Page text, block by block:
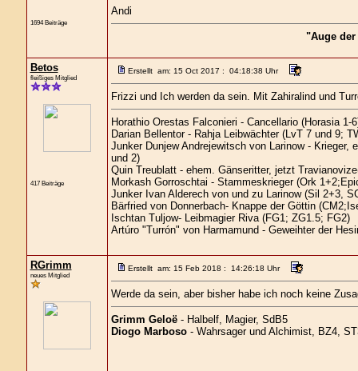
1694 Beiträge
Andi
"Auge der
Betos
fleißiges Mitglied
417 Beiträge
Erstellt am: 15 Oct 2017 : 04:18:38 Uhr
Frizzi und Ich werden da sein. Mit Zahiralind und
Horathio Orestas Falconieri - Cancellario (Horasia 1-
Darian Bellentor - Rahja Leibwächter (LvT 7 und 9;
Junker Dunjew Andrejewitsch von Larinow -
und 2)
Quin Treublatt - ehem. Gänseritter, jetzt
Morkash Gorroschtai - Stammeskrieger (Ork
Junker Ivan Alderech von und zu Larinow (Sil 2+3,
Bärfried von Donnerbach- Knappe der Göttin
Ischtan Tuljow- Leibmagier Riva (FG1; ZG1.5; FG2)
Artúro "Turrón" von Harmamund - Geweihter der
RGrimm
neues Mitglied
Erstellt am: 15 Feb 2018 : 14:26:18 Uhr
Werde da sein, aber bisher habe ich noch keine
Grimm Geloë- Halbelf, Magier, SdB5
Diogo Marboso- Wahrsager und Alchimist, BZ4,